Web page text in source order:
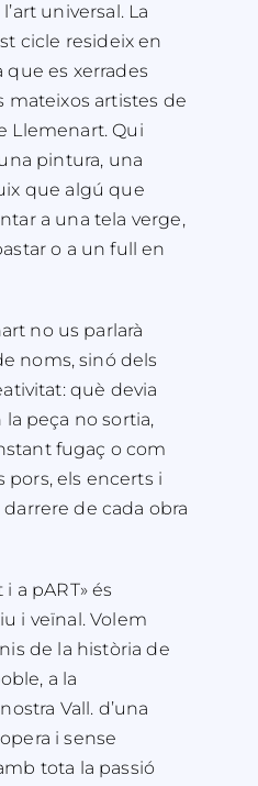
universal. La
cicle resideix en
que es xerrades
mateixos artistes de
Llemenart. Qui
pintura, una
que algú que
a una tela verge,
o a un full en
no us parlarà
noms, sinó dels
què devia
la peça no sortia,
fugaç o com
els encerts i
de cada obra
a pART» és
i veïnal. Volem
de la història de
a la
Vall. d’una
i sense
tota la passió